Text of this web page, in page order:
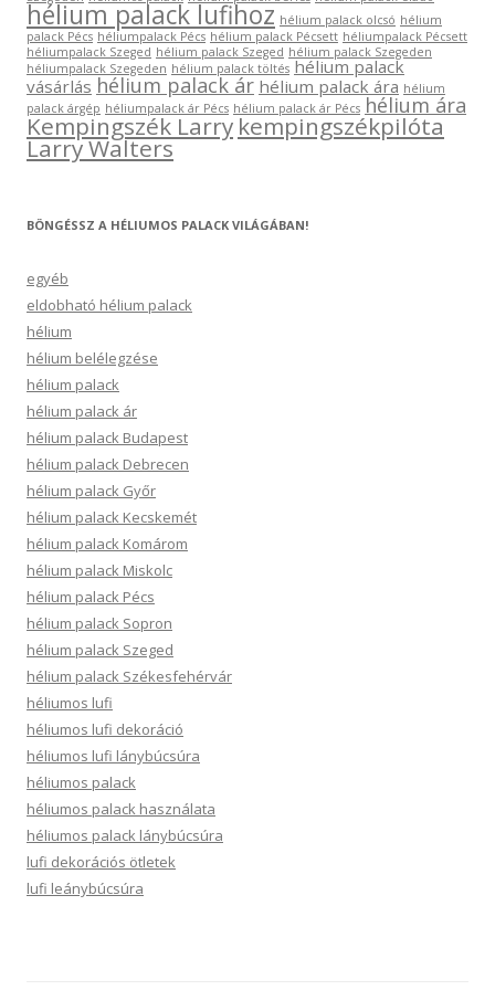
hélium palack lufihoz hélium palack olcsó hélium
palack Pécs héliumpalack Pécs hélium palack Pécsett héliumpalack Pécsett
héliumpalack Szeged hélium palack Szeged hélium palack Szegeden
héliumpalack Szegeden hélium palack töltés hélium palack
vásárlás hélium palack ár hélium palack ára hélium
palack árgép héliumpalack ár Pécs hélium palack ár Pécs hélium ára
Kempingszék Larrykempingszékpilóta
Larry Walters
BÖNGÉSSZ A HÉLIUMOS PALACK VILÁGÁBAN!
egyéb
eldobható hélium palack
hélium
hélium belélegzése
hélium palack
hélium palack ár
hélium palack Budapest
hélium palack Debrecen
hélium palack Győr
hélium palack Kecskemét
hélium palack Komárom
hélium palack Miskolc
hélium palack Pécs
hélium palack Sopron
hélium palack Szeged
hélium palack Székesfehérvár
héliumos lufi
héliumos lufi dekoráció
héliumos lufi lánybúcsúra
héliumos palack
héliumos palack használata
héliumos palack lánybúcsúra
lufi dekorációs ötletek
lufi leánybúcsúra